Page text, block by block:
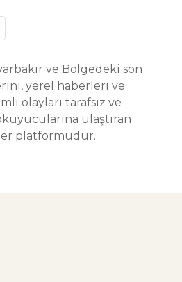
ve Bölgedeki son
yerel haberleri ve
olayları tarafsız ve
ulaştıran
platformudur.